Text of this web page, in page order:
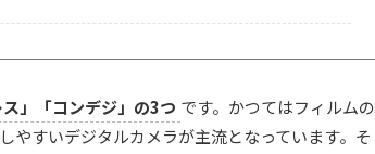
」「コンデジ」の3つ です。かつてはフィルムの
やすいデジタルカメラが主流となっています。そ